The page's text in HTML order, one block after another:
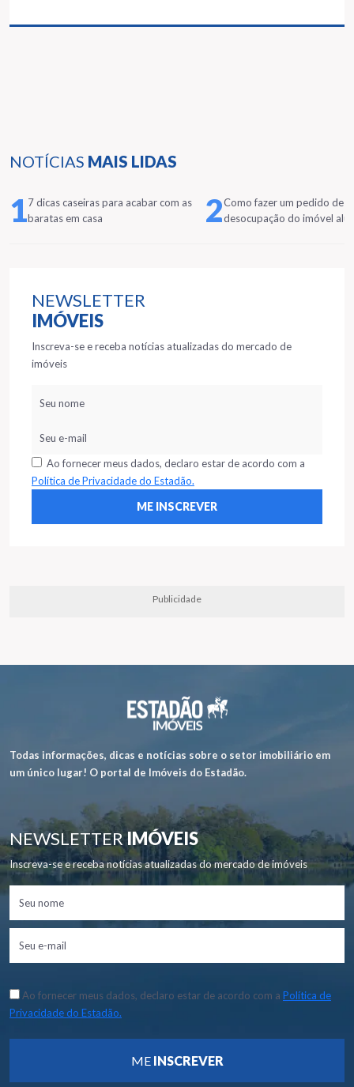
NOTÍCIAS MAIS LIDAS
17 dicas caseiras para acabar com as
baratas em casa
2Como fazer um pedido de
desocupação do imóvel
NEWSLETTER
IMÓVEIS
Inscreva-se e receba notícias atualizadas do mercado de
imóveis
Ao fornecer meus dados, declaro estar de acordo com a
Política de Privacidade do Estadão.
Publicidade
Todas informações, dicas e notícias sobre o setor imobiliário em
um único lugar! O portal de Imóveis do Estadão.
NEWSLETTERIMÓVEIS
Inscreva-se e receba notícias atualizadas do mercado de imóveis
Ao fornecer meus dados, declaro estar de acordo com a Política de
Privacidade do Estadão.
ME INSCREVER